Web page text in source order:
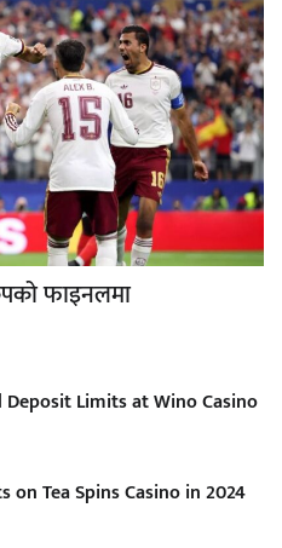
फाइनलमा
Limits at Wino Casino
Tea Spins Casino in 2024